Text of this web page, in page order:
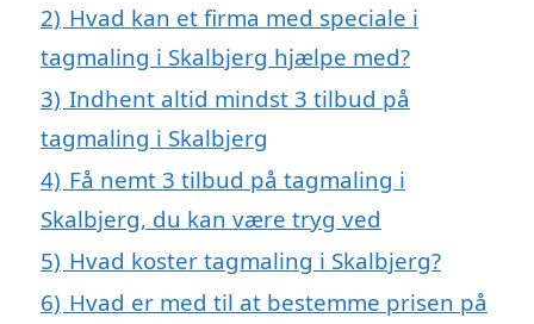
2) Hvad kan et firma med speciale i
tagmaling i Skalbjerg hjælpe med?
3) Indhent altid mindst 3 tilbud på
tagmaling i Skalbjerg
4) Få nemt 3 tilbud på tagmaling i
Skalbjerg, du kan være tryg ved
5) Hvad koster tagmaling i Skalbjerg?
6) Hvad er med til at bestemme prisen på